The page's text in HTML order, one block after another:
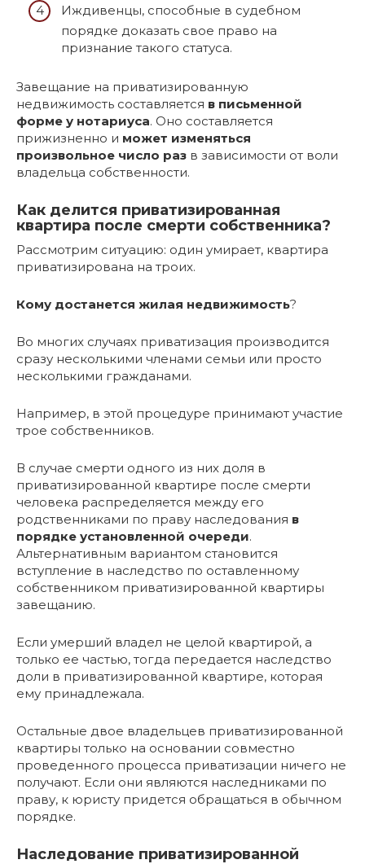
Иждивенцы, способные в судебном
порядке доказать свое право на
признание такого статуса.
Завещание на приватизированную
недвижимость составляется в письменной
форме у нотариуса. Оно составляется
прижизненно и может изменяться
произвольное число раз в зависимости от воли
владельца собственности.
Как делится приватизированная
квартира после смерти собственника?
Рассмотрим ситуацию: один умирает, квартира
приватизирована на троих.
Кому достанется жилая недвижимость?
Во многих случаях приватизация производится
сразу несколькими членами семьи или просто
несколькими гражданами.
Например, в этой процедуре принимают участие
трое собственников.
В случае смерти одного из них доля в
приватизированной квартире после смерти
человека распределяется между его
родственниками по праву наследования в
порядке установленной очереди.
Альтернативным вариантом становится
вступление в наследство по оставленному
собственником приватизированной квартиры
завещанию.
Если умерший владел не целой квартирой, а
только ее частью, тогда передается наследство
доли в приватизированной квартире, которая
ему принадлежала.
Остальные двое владельцев приватизированной
квартиры только на основании совместно
проведенного процесса приватизации ничего не
получают. Если они являются наследниками по
праву, к юристу придется обращаться в обычном
порядке.
Наследование приватизированной